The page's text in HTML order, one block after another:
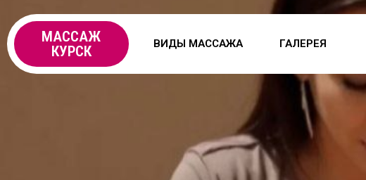
МАССАЖ
КУРСК
ВИДЫ МАССАЖА ГАЛЕРЕЯ